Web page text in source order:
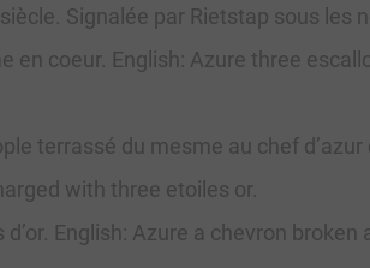
Signalée par Rietstap sous les
en coeur. English: Azure three
terrassé du mesme au chef d’azur
with three etoiles or.
English: Azure a chevron broken